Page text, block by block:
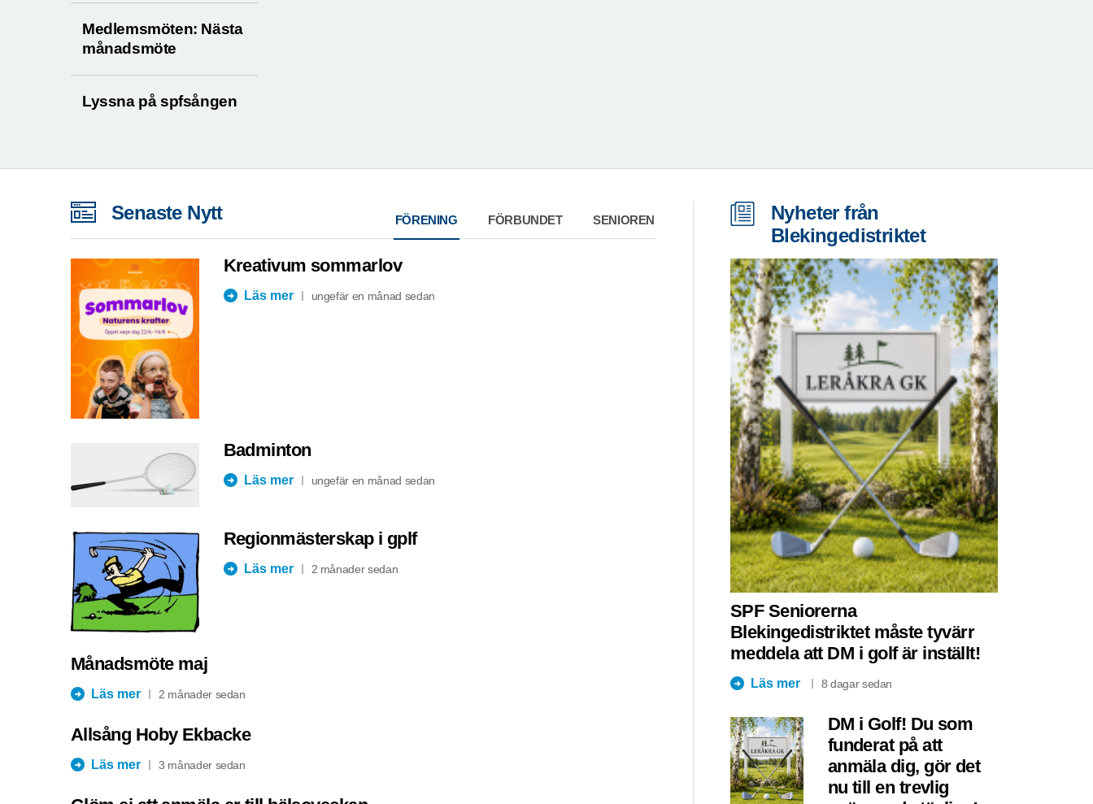
Medlemsmöten: Nästa
månadsmöte
Lyssna på spfsången
Senaste Nytt FÖRENING FÖRBUNDET SENIOREN
Kreativum sommarlov
Läs mer ungefär en månad sedan
Badminton
Läs mer ungefär en månad sedan
Regionmästerskap i gplf
Läs mer 2 månader sedan
Månadsmöte maj
Läs mer 2 månader sedan
Allsång Hoby Ekbacke
Läs mer 3 månader sedan
Nyheter från
Blekingedistriktet
SPF Seniorerna
Blekingedistriktet måste tyvärr
meddela att DM i golf är inställt!
Läs mer 8 dagar sedan
DM i Golf! Du som
funderat på att
anmäla dig, gör det
nu till en trevlig